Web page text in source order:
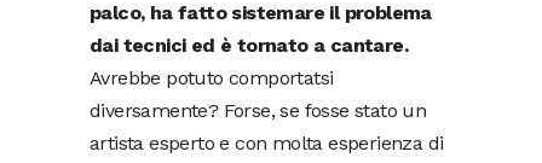
palco, ha fatto sistemare il problema
dai tecnici ed è tornato a cantare.
Avrebbe potuto comportatsi
diversamente? Forse, se fosse stato un
artista esperto e con molta esperienza di